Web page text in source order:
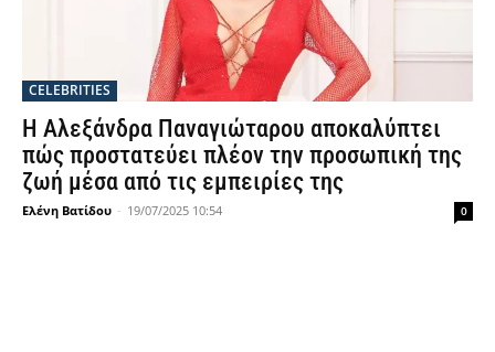
CELEBRITIES
Η Αλεξάνδρα Παναγιώταρου αποκαλύπτει
πώς προστατεύει πλέον την προσωπική της
ζωή μέσα από τις εμπειρίες της
Ελένη Βατίδου - 19/07/2025 10:54 0